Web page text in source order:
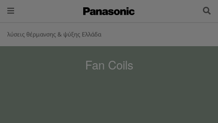
λύσεις θέρμανσης & ψύξης Ελλάδα
Fan Coils